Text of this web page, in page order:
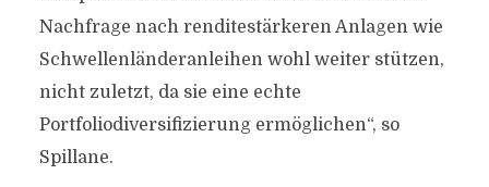
Nachfrage nach renditestärkeren Anlagen wie
Schwellenländeranleihen wohl weiter stützen,
nicht zuletzt, da sie eine echte
Portfoliodiversifizierung ermöglichen“, so
Spillane.